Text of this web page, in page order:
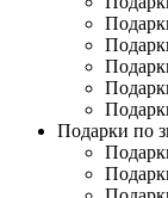
Подарки по